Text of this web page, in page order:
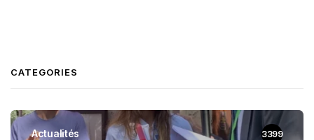
CATEGORIES
Actualités 3399